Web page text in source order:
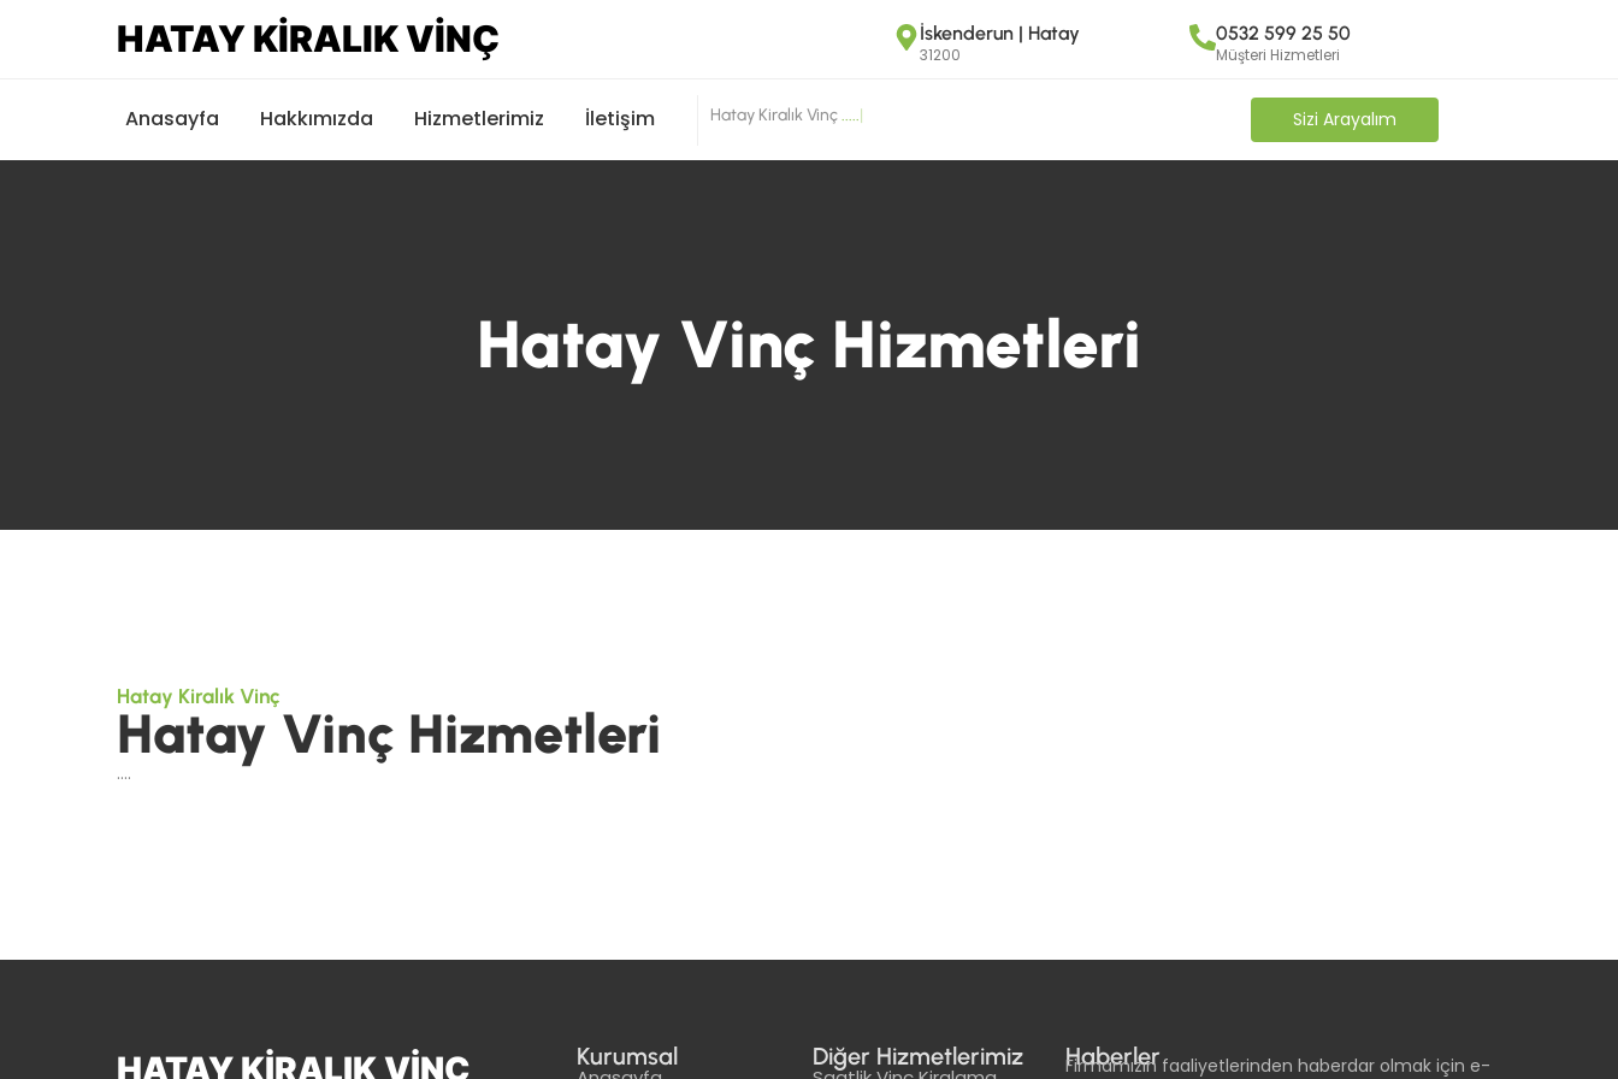
HATAY KIRALIK VINÇ İskenderun | Hatay
31200
0532 599 25 50
Müşteri Hizmetleri
Anasayfa Hakkımızda Hizmetlerimiz İletişim Hatay Kiralık Vinç.....| Sizi Arayalım
Hatay Vinç Hizmetleri
Hatay Kiralık Vinç
Hatay Vinç Hizmetleri
….
HATAY KIRALIK VINÇ Kurumsal Diğer Hizmetlerimiz Haberler
Firmamızın faaliyetlerinden haberdar olmak için e-